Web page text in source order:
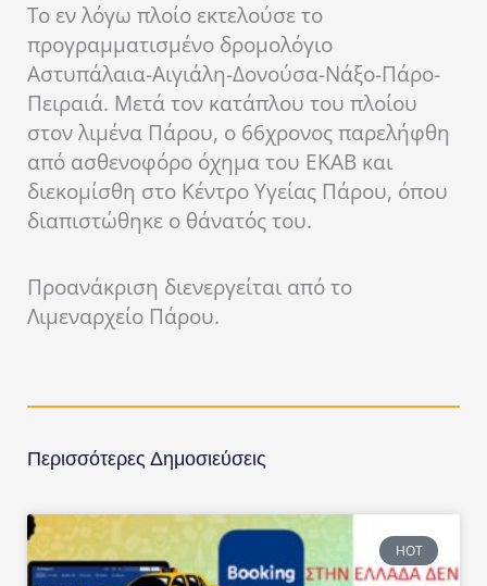
Tο εν λόγω πλοίο εκτελούσε το
προγραμματισμένο δρομολόγιο
Αστυπάλαια-Αιγιάλη-Δονούσα-Νάξο-Πάρο-
Πειραιά. Μετά τον κατάπλου του πλοίου
στον λιμένα Πάρου, ο 66χρονος παρελήφθη
από ασθενοφόρο όχημα του ΕΚΑΒ και
διεκομίσθη στο Κέντρο Υγείας Πάρου, όπου
διαπιστώθηκε ο θάνατός του.
Προανάκριση διενεργείται από το
Λιμεναρχείο Πάρου.
Περισσότερες Δημοσιεύσεις
HOT